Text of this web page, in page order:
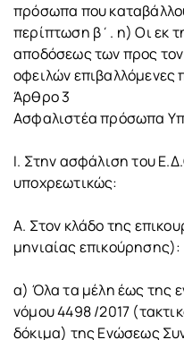
πρόσωπα που
περίπτωση β΄. η) Οι εκ
αποδόσεως των προς
οφειλών επιβαλλόμενες
Άρθρο 3
Ασφαλιστέα πρόσωπα
Ι. Στην ασφάλιση του
υποχρεωτικώς:
Α. Στον κλάδο της
μηνιαίας επικούρησης):
α) Όλα τα μέλη έως της
νόμου 4498 /2017
δόκιμα) της Ενώσεως